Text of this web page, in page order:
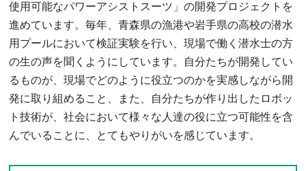
使用可能なパワーアシストスーツ」の開発プロジェクトを
進めています。毎年、青森県の漁港や岩手県の高校の潜水
用プールにおいて検証実験を行い、現場で働く潜水士の方
の生の声を聞くようにしています。自分たちが開発してい
るものが、現場でどのように役立つのかを実感しながら開
発に取り組めること、また、自分たちが作り出したロボッ
ト技術が、社会において様々な人達の役に立つ可能性を含
んでいることに、とてもやりがいを感じています。